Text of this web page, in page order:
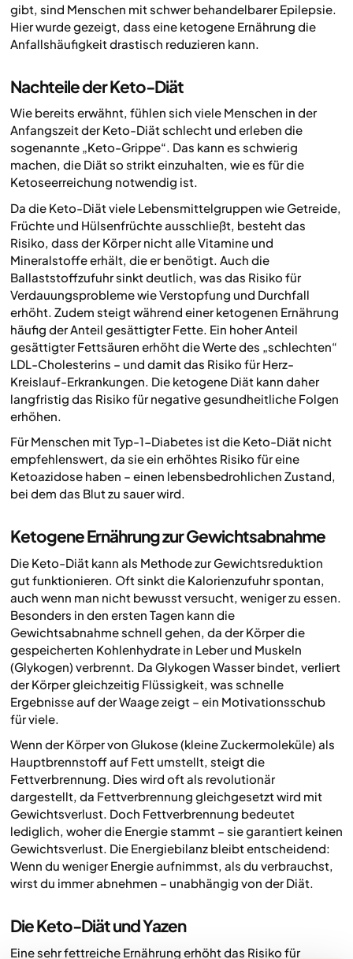
gibt, sind Menschen mit schwer behandelbarer Epilepsie.
Hier wurde gezeigt, dass eine ketogene Ernährung die
Anfallshäufigkeit drastisch reduzieren kann.
Nachteile der Keto-Diät
Wie bereits erwähnt, fühlen sich viele Menschen in der
Anfangszeit der Keto-Diät schlecht und erleben die
sogenannte „Keto-Grippe“. Das kann es schwierig
machen, die Diät so strikt einzuhalten, wie es für die
Ketoseerreichung notwendig ist.
Da die Keto-Diät viele Lebensmittelgruppen wie Getreide,
Früchte und Hülsenfrüchte ausschließt, besteht das
Risiko, dass der Körper nicht alle Vitamine und
Mineralstoffe erhält, die er benötigt. Auch die
Ballaststoffzufuhr sinkt deutlich, was das Risiko für
Verdauungsprobleme wie Verstopfung und Durchfall
erhöht. Zudem steigt während einer ketogenen Ernährung
häufig der Anteil gesättigter Fette. Ein hoher Anteil
gesättigter Fettsäuren erhöht die Werte des „schlechten“
LDL-Cholesterins – und damit das Risiko für Herz-
Kreislauf-Erkrankungen. Die ketogene Diät kann daher
langfristig das Risiko für negative gesundheitliche Folgen
erhöhen.
Für Menschen mit Typ-1-Diabetes ist die Keto-Diät nicht
empfehlenswert, da sie ein erhöhtes Risiko für eine
Ketoazidose haben – einen lebensbedrohlichen Zustand,
bei dem das Blut zu sauer wird.
Ketogene Ernährung zur Gewichtsabnahme
Die Keto-Diät kann als Methode zur Gewichtsreduktion
gut funktionieren. Oft sinkt die Kalorienzufuhr spontan,
auch wenn man nicht bewusst versucht, weniger zu essen.
Besonders in den ersten Tagen kann die
Gewichtsabnahme schnell gehen, da der Körper die
gespeicherten Kohlenhydrate in Leber und Muskeln
(Glykogen) verbrennt. Da Glykogen Wasser bindet, verliert
der Körper gleichzeitig Flüssigkeit, was schnelle
Ergebnisse auf der Waage zeigt – ein Motivationsschub
für viele.
Wenn der Körper von Glukose (kleine Zuckermoleküle) als
Hauptbrennstoff auf Fett umstellt, steigt die
Fettverbrennung. Dies wird oft als revolutionär
dargestellt, da Fettverbrennung gleichgesetzt wird mit
Gewichtsverlust. Doch Fettverbrennung bedeutet
lediglich, woher die Energie stammt – sie garantiert keinen
Gewichtsverlust. Die Energiebilanz bleibt entscheidend:
Wenn du weniger Energie aufnimmst, als du verbrauchst,
wirst du immer abnehmen – unabhängig von der Diät.
Die Keto-Diät und Yazen
Eine sehr fettreiche Ernährung erhöht das Risiko für